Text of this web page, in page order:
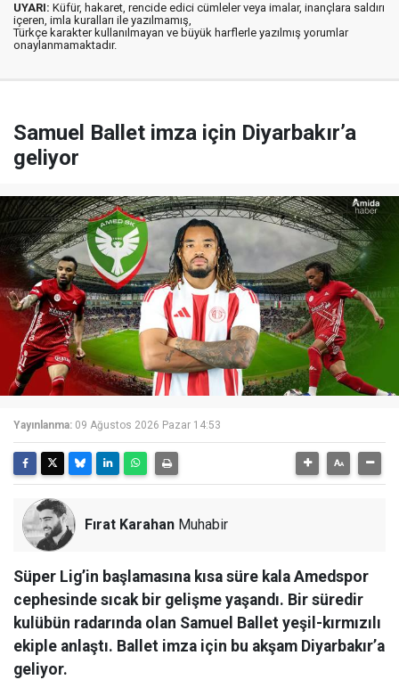
UYARI: Küfür, hakaret, rencide edici cümleler veya imalar, inançlara saldırı
içeren, imla kuralları ile yazılmamış,
Türkçe karakter kullanılmayan ve büyük harflerle yazılmış yorumlar
onaylanmamaktadır.
Samuel Ballet imza için Diyarbakır’a
geliyor
Yayınlanma: 09 Ağustos 2026 Pazar 14:53
Fırat Karahan Muhabir
Süper Lig’in başlamasına kısa süre kala Amedspor
cephesinde sıcak bir gelişme yaşandı. Bir süredir
kulübün radarında olan Samuel Ballet yeşil-kırmızılı
ekiple anlaştı. Ballet imza için bu akşam Diyarbakır’a
geliyor.